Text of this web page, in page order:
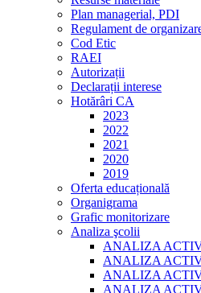
Plan managerial, PDI
Regulament de
Cod Etic
RAEI
Autorizații
Declarații interese
Hotărâri CA
2023
2022
2021
2020
2019
Oferta educațională
Organigrama
Grafic monitorizare
Analiza şcolii
ANALIZA
ANALIZA
ANALIZA
ANALIZA